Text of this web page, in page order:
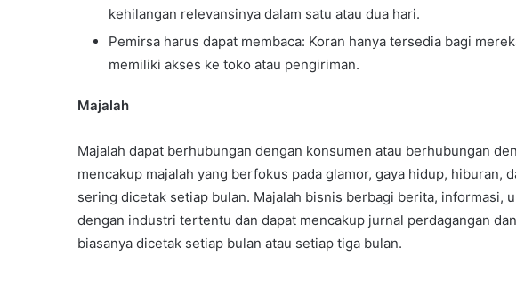
kehilangan relevansinya dalam satu atau dua hari.
Pemirsa harus dapat membaca: Koran hanya tersedia bagi
memiliki akses ke toko atau pengiriman.
Majalah
Majalah dapat berhubungan dengan konsumen atau berhubungan
mencakup majalah yang berfokus pada glamor, gaya hidup, hiburan,
sering dicetak setiap bulan. Majalah bisnis berbagi berita, informasi,
dengan industri tertentu dan dapat mencakup jurnal perdagangan
biasanya dicetak setiap bulan atau setiap tiga bulan.